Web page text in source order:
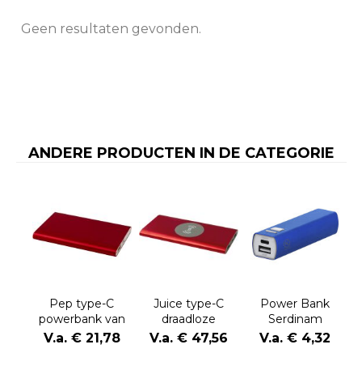
Geen resultaten gevonden.
ANDERE PRODUCTEN IN DE CATEGORIE
Pep type-C
powerbank van
4000 mAh van
gerecycled
V.a. € 21,78
Juice type-C
draadloze
powerbank van
8000 mAh van
V.a. € 47,56
Power Bank
Serdinam
V.a. € 4,32